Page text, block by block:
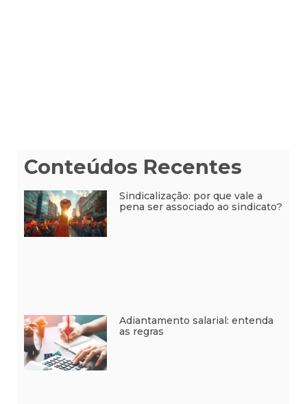
Conteúdos Recentes
Sindicalização: por que vale a
pena ser associado ao sindicato?
Adiantamento salarial: entenda
as regras